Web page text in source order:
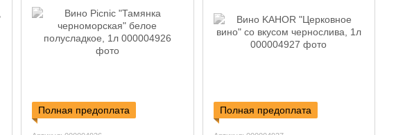
Полная предоплата Полная предоплата